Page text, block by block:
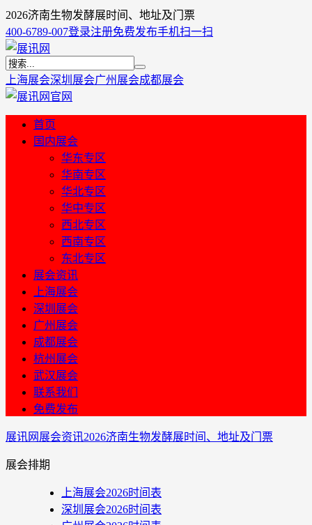
2026济南生物发酵展时间、地址及门票
400-6789-007登录注册免费发布手机扫一扫
上海展会深圳展会广州展会成都展会
首页
国内展会
华东专区
华南专区
华北专区
华中专区
西北专区
西南专区
东北专区
展会资讯
上海展会
深圳展会
广州展会
成都展会
杭州展会
武汉展会
联系我们
免费发布
展讯网 展会资讯2026济南生物发酵展时间、地址及门票
展会排期
上海展会2026时间表
深圳展会2026时间表